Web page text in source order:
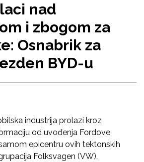
nad
i zbogom za
Osnabrik za
BYD-u
industrija prolazi kroz
od uvođenja Fordove
epicentru ovih tektonskih
Folksvagen (VW).